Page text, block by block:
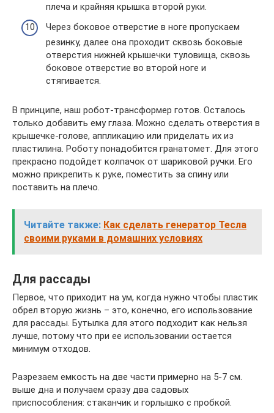
плеча и крайняя крышка второй руки.
Через боковое отверстие в ноге пропускаем
резинку, далее она проходит сквозь боковые
отверстия нижней крышечки туловища, сквозь
боковое отверстие во второй ноге и
стягивается.
В принципе, наш робот-трансформер готов. Осталось
только добавить ему глаза. Можно сделать отверстия в
крышечке-голове, аппликацию или приделать их из
пластилина. Роботу понадобится гранатомет. Для этого
прекрасно подойдет колпачок от шариковой ручки. Его
можно прикрепить к руке, поместить за спину или
поставить на плечо.
Читайте также: Как сделать генератор Тесла
своими руками в домашних условиях
Для рассады
Первое, что приходит на ум, когда нужно чтобы пластик
обрел вторую жизнь – это, конечно, его использование
для рассады. Бутылка для этого подходит как нельзя
лучше, потому что при ее использовании остается
минимум отходов.
Разрезаем емкость на две части примерно на 5-7 см.
выше дна и получаем сразу два садовых
приспособления: стаканчик и горлышко с пробкой.